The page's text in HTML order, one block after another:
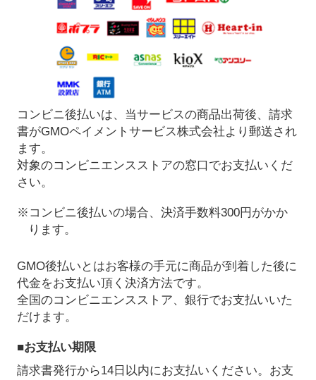
コンビニ後払いは、当サービスの商品出荷後、請求
書がGMOペイメントサービス株式会社より郵送され
ます。
対象のコンビニエンスストアの窓口でお支払いくだ
さい。
※コンビニ後払いの場合、決済手数料300円がかか
ります。
GMO後払いとはお客様の手元に商品が到着した後に
代金をお支払い頂く決済方法です。
全国のコンビニエンスストア、銀行でお支払いいた
だけます。
■お支払い期限
請求書発行から14日以内にお支払いください。お支